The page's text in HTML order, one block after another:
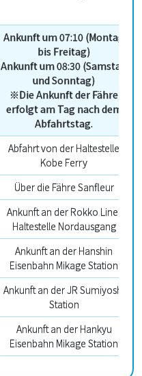
Ankunft um 07:10 (Montag
bis Freitag)
Ankunft um 08:30 (Samstag
und Sonntag)
※Die Ankunft der Fähre
erfolgt am Tag nach dem
Abfahrtstag.
Abfahrt von der Haltestelle
Kobe Ferry
Über die Fähre Sanfleur
Ankunft an der Rokko Liner
Haltestelle Nordausgang
Ankunft an der Hanshin
Eisenbahn Mikage Station
Ankunft an der JR Sumiyoshi
Station
Ankunft an der Hankyu
Eisenbahn Mikage Station